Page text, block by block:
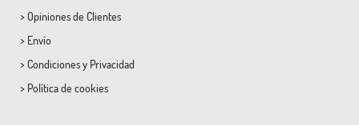
> Opiniones de Clientes
> Envío
> Condicionesy Privacidad
> Política de cookies